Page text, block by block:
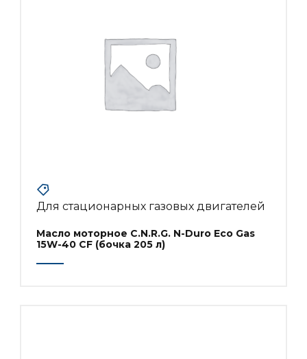
Для стационарных газовых двигателей
Масло моторное C.N.R.G. N-Duro Eco Gas
15W-40 CF (бочка 205 л)